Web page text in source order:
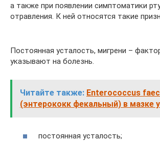
а также при появлении симптоматики
отравления. К ней относятся такие
Постоянная усталость, мигрени –
указывают на болезнь.
Читайте также: Enterococcus
(энтерококк фекальный) в мазке
постоянная усталость;